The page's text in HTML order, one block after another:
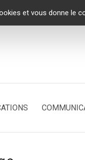
et vous donne le